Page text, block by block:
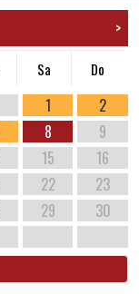
>
Sa Do
1
2
8
9
15
16
22
23
29
30